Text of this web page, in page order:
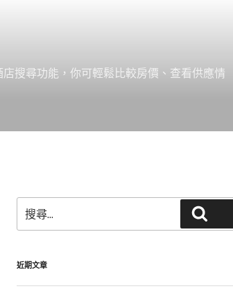
搜尋功能，你可輕鬆比較房價、查看供應情
尋
關
字:
近期文章